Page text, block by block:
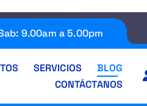
9.00am a 5.00pm
SERVICIOS
BLOG
CONTÁCTANOS